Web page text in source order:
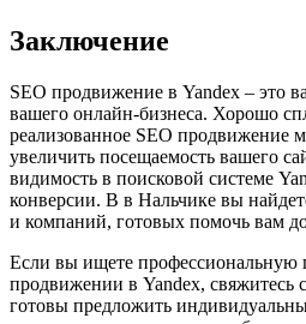
Заключение
SEO продвижение в Yandex – это
вашего онлайн-бизнеса. Хорошо
реализованное SEO продвижение
увеличить посещаемость вашего
видимость в поисковой системе
конверсии. В в Нальчике вы
и компаний, готовых помочь вам
Если вы ищете профессиональную
продвижении в Yandex,
готовы предложить